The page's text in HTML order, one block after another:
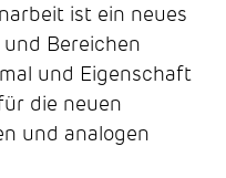
ist ein neues
Bereichen
und Eigenschaft
die neuen
und analogen